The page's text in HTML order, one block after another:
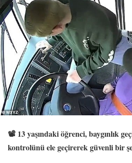
📽️ 13 yaşındaki öğrenci, baygınlık
kontrolünü ele geçirerek güvenli bir